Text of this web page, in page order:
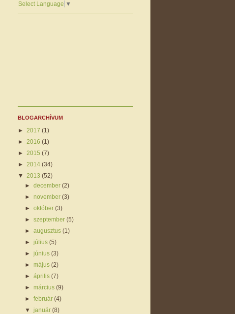
Select Language ▼
BLOGARCHÍVUM
► 2017 (1)
► 2016 (1)
► 2015 (7)
► 2014 (34)
▼ 2013 (52)
►december(2)
►november(3)
►október(3)
►szeptember(5)
►augusztus(1)
►július(5)
►június(3)
►május(2)
►április(7)
►március(9)
►február(4)
▼január(8)